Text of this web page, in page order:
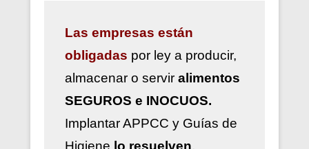
Las empresas están
obligadas por ley a producir,
almacenar o servir alimentos
SEGUROS e INOCUOS.
ImplantarAPPCC y Guías de
Higiene lo resuelven.